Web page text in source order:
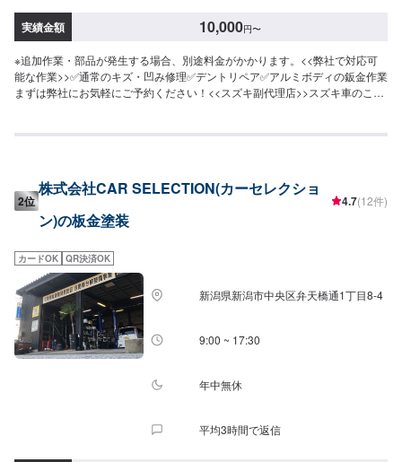
実績金額 10,000円〜
※追加作業・部品が発生する場合、別途料金がかかります。<<弊社で対応可
能な作業>>✅通常のキズ・凹み修理✅デントリペア✅アルミボディの鈑金作業
まずは弊社にお気軽にご予約ください！<<スズキ副代理店>>スズキ車のこと
法>>ローン・クレジットカード決済(JCB・AmericanExpress・Diners)だけ
2位
株式会社CAR SELECTION(カーセレクショ
ン)の板金塗装
4.7(12件)
カードOK QR決済OK
新潟県新潟市中央区弁天橋通1丁目8-4
9:00 ~ 17:30
年中無休
平均3時間で返信